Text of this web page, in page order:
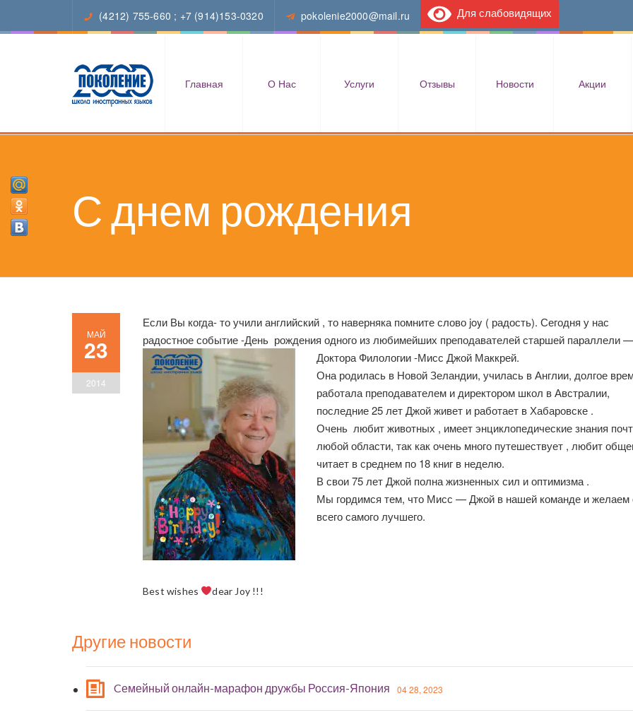
(4212) 755-660 ; +7 (914)153-0320 pokolenie2000@mail.ru Для слабовидящих
Главная О Нас Услуги Отзывы Новости Акции
С днем рождения
МАЙ
23
2014
Если Вы когда- то учили английский , то наверняка помните слово joy ( радость). Сегодня у нас
радостное событие -День рождения одного из любимейших преподавателей старшей параллели —
Доктора Филологии -Мисс Джой Маккрей.
Она родилась в Новой Зеландии, училась в Англии, долгое
работала преподавателем и директором школ в Австралии,
последние 25 лет Джой живет и работает в Хабаровске .
Очень любит животных , имеет энциклопедические знания
любой области, так как очень много путешествует , любит
читает в среднем по 18 книг в неделю.
В свои 75 лет Джой полна жизненных сил и оптимизма .
Мы гордимся тем, что Мисс — Джой в нашей команде и желаем
всего самого лучшего.
Best wishes dear Joy !!!
Другие новости
Cемейный онлайн-марафон дружбы Россия-Япония 04 28, 2023